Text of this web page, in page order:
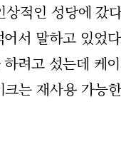
적인 성당에 갔
서 말하고 있었
려고 섰는데 케
는 재사용 가능한